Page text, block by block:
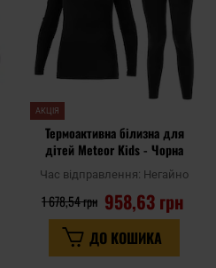
АКЦІЯ
Термоактивна білизна для
дітей Meteor Kids - Чорна
Час відправлення: Негайно
958,63 грн
1 678,54 грн
ДО КОШИКА